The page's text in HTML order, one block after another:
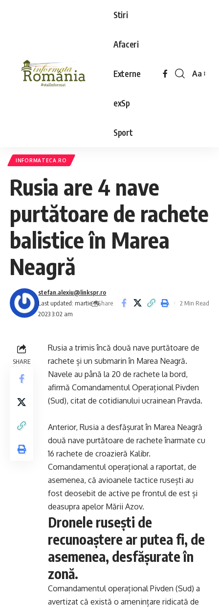
Stiri
Afaceri
Externe
exSp
Sport
Aa
INFORMATECA.RO
Rusia are 4 nave
purtătoare de rachete
balistice în Marea
Neagră
Last updated: martie 14,
2023 3:02 am
stefan.alexiu@linkspr.ro
Share
2 Min Read
SHARE
Rusia a trimis încă două nave purtătoare de
rachete și un submarin în Marea Neagră.
Navele au până la 20 de rachete la bord,
afirmă Comandamentul Operațional Pivden
(Sud), citat de cotidianului ucrainean Pravda.
Anterior, Rusia a desfășurat în Marea Neagră
două nave purtătoare de rachete înarmate cu
16 rachete de croazieră Kalibr.
Comandamentul operațional a raportat, de
asemenea, că avioanele tactice rusești au
fost deosebit de active pe frontul de est și
deasupra apelor Mării Azov.
Dronele rusești de
recunoaștere ar putea fi, de
asemenea, desfășurate în
zonă.
Comandamentul operațional Pivden (Sud) a
avertizat că există o amenințare ridicată de